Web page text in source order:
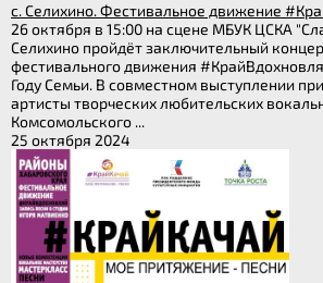
с. Селихино. Фестивальное движение
26 октября в 15:00 на сцене МБУК ЦСКА
Селихино пройдёт заключительный
фестивального движения
Году Семьи. В совместном выступлении
артисты творческих любительских
Комсомольского ...
25 октября 2024